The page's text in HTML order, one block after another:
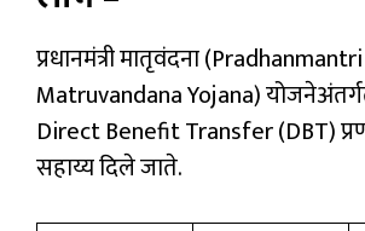
प्रधानमंत्री मातृवंदना (Pradhanmantri
Matruvandana Yojana)
Direct Benefit Transfer (DBT)
सहाय्य दिले जाते.